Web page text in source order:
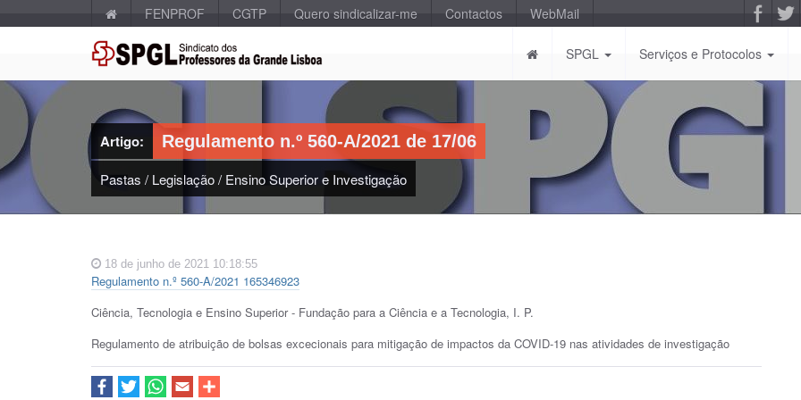
FENPROF CGTP Quero sindicalizar-me Contactos WebMail
SPGL Serviços e Protocolos
Artigo: Regulamento n.º 560-A/2021 de 17/06
Pastas / Legislação/ Ensino Superior e Investigação
18 de junho de 2021 10:18:55
Regulamento n.º 560-A/2021 165346923
Ciência, Tecnologia e Ensino Superior - Fundação para a Ciência e a Tecnologia, I. P.
Regulamento de atribuição de bolsas excecionais para mitigação de impactos da COVID-19 nas atividades de investigação